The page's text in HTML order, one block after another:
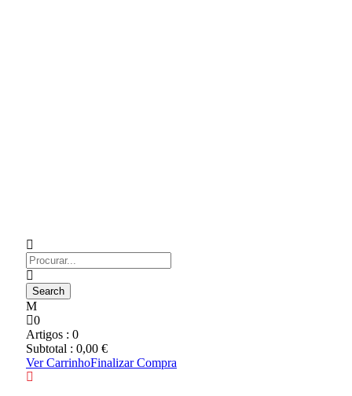
0
Artigos : 0
Subtotal : 0,00 €
Ver CarrinhoFinalizar Compra